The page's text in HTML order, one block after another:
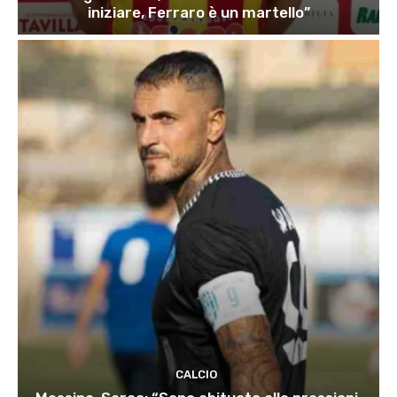
iniziare, Ferraro è un martello”
CALCIO